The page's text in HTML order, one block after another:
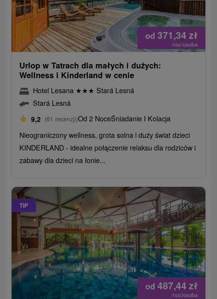
od 371,34 zł
/noc/osoba
Urlop w Tatrach dla małych i dużych:
Wellness i Kinderland w cenie
Hotel Lesana ★★★ Stará Lesná
Stará Lesná
9,2 (61 recenzji)Od 2 NoceŚniadanie I Kolacja
Nieograniczony wellness, grota solna i duży świat dzieci
KINDERLAND - idealne połączenie relaksu dla rodziców i
zabawy dla dzieci na łonie...
TIP
od 487,44 zł
/noc/osoba